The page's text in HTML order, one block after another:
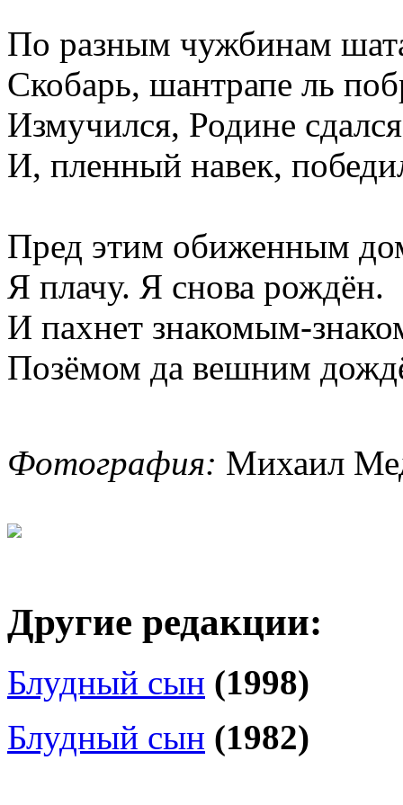
По разным чужбинам
Скобарь, шантрапе ль
Измучился, Родине
И, пленный навек,
Пред этим обиженным
Я плачу. Я снова рождён.
И пахнет знакомым-
Позёмом да вешним
Фотография: Михаил
Другие редакции:
Блудный сын (1998)
Блудный сын (1982)